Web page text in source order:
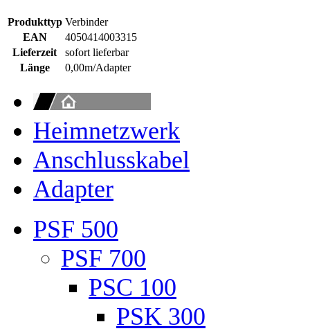
Produkttyp Verbinder
EAN
4050414003315
Lieferzeit
sofort lieferbar
Länge
0,00m/Adapter
Heimnetzwerk
Anschlusskabel
Adapter
PSF 500
PSF 700
PSC 100
PSK 300